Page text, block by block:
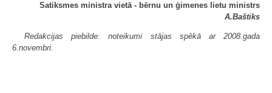
Satiksmes ministra vietā - bērnu un ģimenes lietu ministrs
A.Baštiks
Redakcijas piebilde: noteikumi stājas spēkā ar 2008.gada
6.novembri.